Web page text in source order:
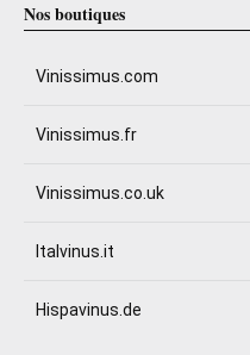
Nos boutiques
Vinissimus.com
Vinissimus.fr
Vinissimus.co.uk
Italvinus.it
Hispavinus.de